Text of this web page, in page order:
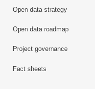
Open data strategy
Open data roadmap
Project governance
Fact sheets